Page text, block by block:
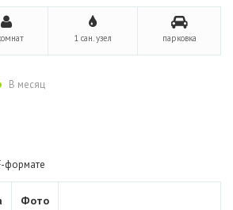
1 сан. узел парковка
В месяц
формате
Фото